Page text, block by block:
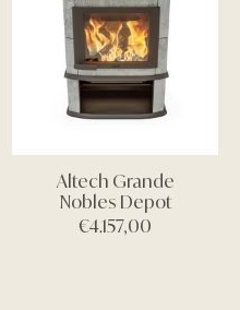
Altech Grande
Nobles Depot
€4.157,00